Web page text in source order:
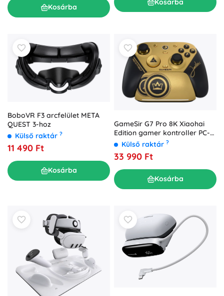
Kosárba
BoboVR F3 arcfelület META
QUEST 3-hoz
Külső raktár ?
11 490 Ft
Kosárba
GameSir G7 Pro 8K Xiaohai
Edition gamer kontroller PC-
hezKülső raktár ?
33 990 Ft
Kosárba